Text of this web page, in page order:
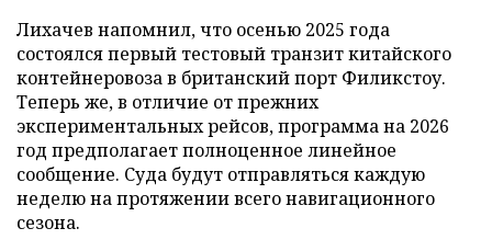
Лихачев напомнил, что осенью 2025 года
состоялся первый тестовый транзит китайского
контейнеровоза в британский порт Филикстоу.
Теперь же, в отличие от прежних
экспериментальных рейсов, программа на 2026
год предполагает полноценное линейное
сообщение. Суда будут отправляться каждую
неделю на протяжении всего навигационного
сезона.